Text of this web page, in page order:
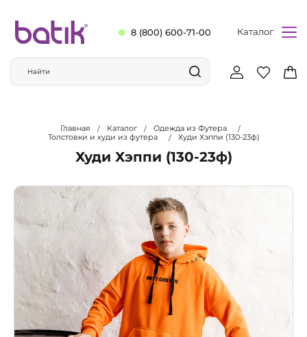
8 (800) 600-71-00 Каталог
Главная Каталог
Одежда из Футера
Толстовки и худи из футера
Худи Хэппи (130-23ф)
Худи Хэппи (130-23ф)